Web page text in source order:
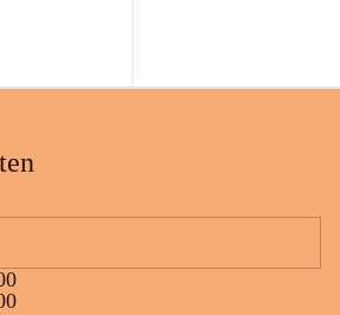
heimische
zugleich
das
Regionale